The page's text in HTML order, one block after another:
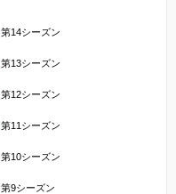
第14シーズン
第13シーズン
第12シーズン
第11シーズン
第10シーズン
第9シーズン